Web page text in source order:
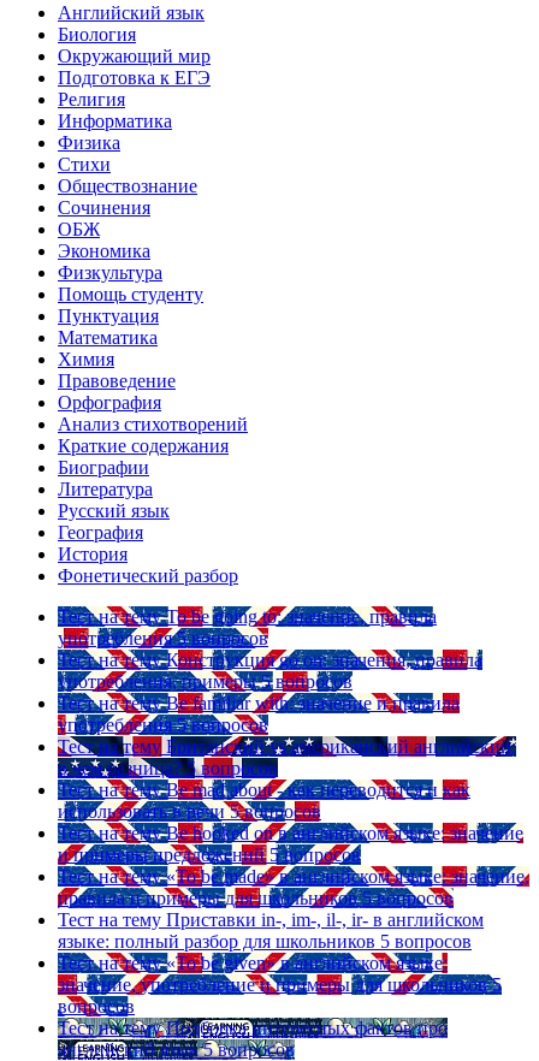
Английский язык
Биология
Окружающий мир
Подготовка к ЕГЭ
Религия
Информатика
Физика
Стихи
Обществознание
Сочинения
ОБЖ
Экономика
Физкультура
Помощь студенту
Пунктуация
Математика
Химия
Правоведение
Орфография
Анализ стихотворений
Краткие содержания
Биографии
Литература
Русский язык
География
История
Фонетический разбор
Тест на тему To be going to: значение, правила
употребления 5 вопросов
Тест на тему Конструкция go on: значения, правила
употребления, примеры 5 вопросов
Тест на тему Be familiar with: значение и правила
употребления 5 вопросов
Тест на тему Британский vs американский английский:
в чем разница? 5 вопросов
Тест на тему Be mad about - как переводится и как
использовать в речи 5 вопросов
Тест на тему Be hooked on в английском языке: значение
и примеры предложений 5 вопросов
Тест на тему «To be made» в английском языке: значение,
правила и примеры для школьников 5 вопросов
Тест на тему Приставки in-, im-, il-, ir- в английском
языке: полный разбор для школьников 5 вопросов
Тест на тему «To be given» в английском языке:
значение, употребление и примеры для школьников 5
вопросов
Тест на тему Подборка интересных фактов про
английский язык 5 вопросов